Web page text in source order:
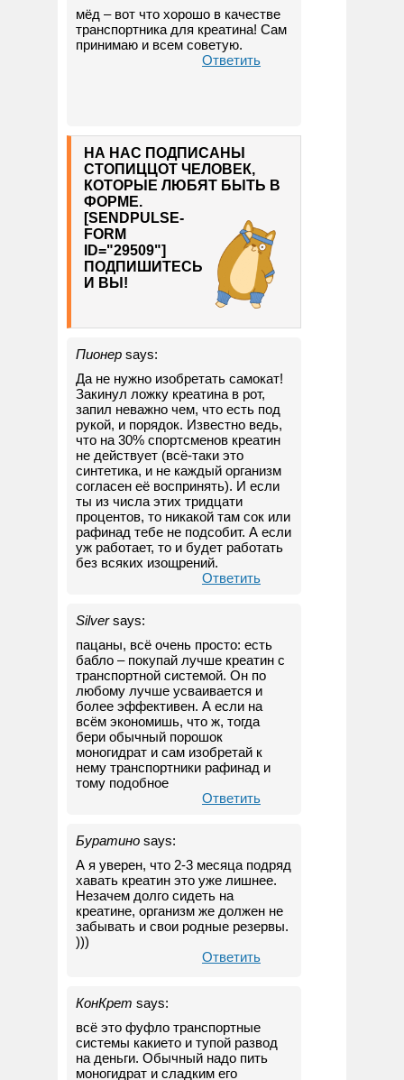
мёд – вот что хорошо в качестве
транспортника для креатина! Сам
принимаю и всем советую.
Ответить
НА НАС ПОДПИСАНЫ
СТОПИЦЦОТ ЧЕЛОВЕК,
КОТОРЫЕ ЛЮБЯТ БЫТЬ В
ФОРМЕ.
[SENDPULSE-
FORM
ID="29509"]
ПОДПИШИТЕСЬ
И ВЫ!
Пионер says:
Да не нужно изобретать самокат!
Закинул ложку креатина в рот,
запил неважно чем, что есть под
рукой, и порядок. Известно ведь,
что на 30% спортсменов креатин
не действует (всё-таки это
синтетика, и не каждый организм
согласен её воспринять). И если
ты из числа этих тридцати
процентов, то никакой там сок или
рафинад тебе не подсобит. А если
уж работает, то и будет работать
без всяких изощрений.
Ответить
Silver says:
пацаны, всё очень просто: есть
бабло – покупай лучше креатин с
транспортной системой. Он по
любому лучше усваивается и
более эффективен. А если на
всём экономишь, что ж, тогда
бери обычный порошок
моногидрат и сам изобретай к
нему транспортники рафинад и
тому подобное
Ответить
Буратино says:
А я уверен, что 2-3 месяца подряд
хавать креатин это уже лишнее.
Незачем долго сидеть на
креатине, организм же должен не
забывать и свои родные резервы.
)))
Ответить
КонКрет says:
всё это фуфло транспортные
системы какието и тупой развод
на деньги. Обычный надо пить
моногидрат и сладким его